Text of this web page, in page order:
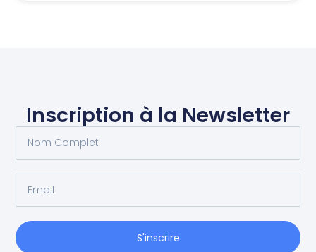
Inscription à la Newsletter
S'inscrire